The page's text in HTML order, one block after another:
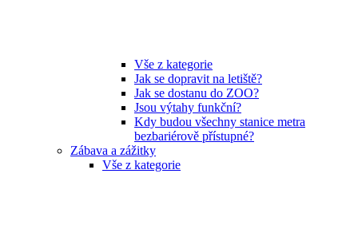
Vše z kategorie
Jak se dopravit na letiště?
Jak se dostanu do ZOO?
Jsou výtahy funkční?
Kdy budou všechny stanice metra
bezbariérově přístupné?
Zábava a zážitky
Vše z kategorie